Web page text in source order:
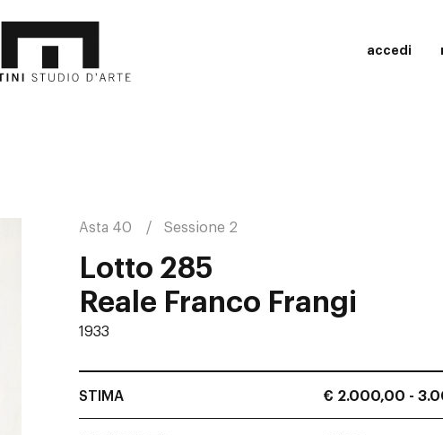
accedi
Asta 40 Sessione 2
Lotto 285
Reale Franco Frangi
1933
STIMA € 2.000,00 -